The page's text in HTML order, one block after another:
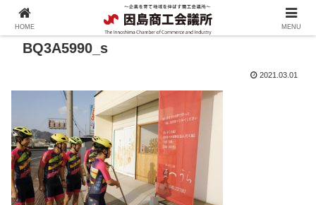
BQ3A5990_s
2021.03.01
HOME MENU